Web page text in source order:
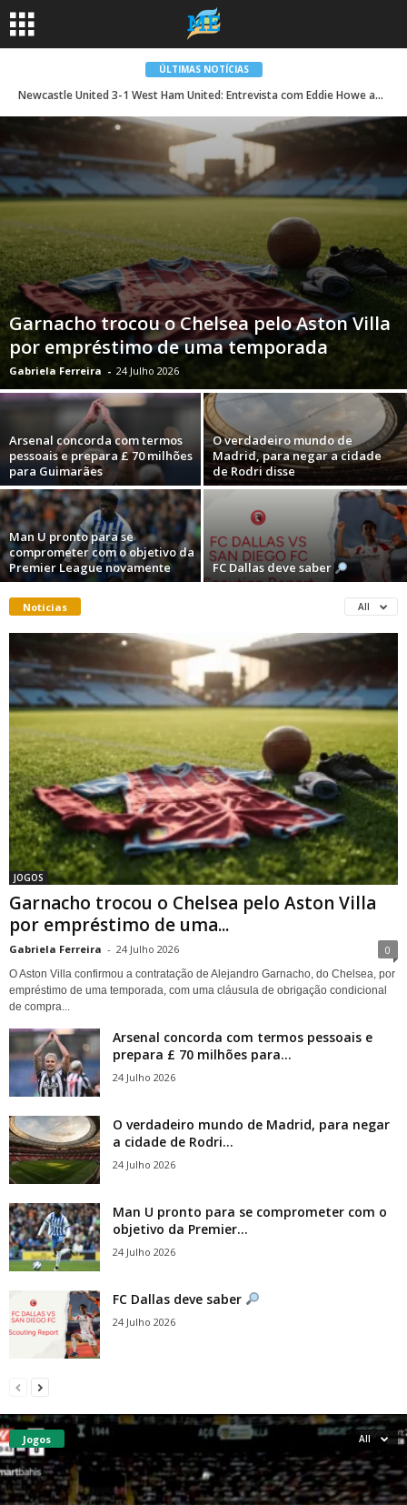
ÚLTIMAS NOTÍCIAS
Newcastle United 3-1 West Ham United: Entrevista com Eddie Howe após a partida
Garnacho trocou o Chelsea pelo Aston Villa
por empréstimo de uma temporada
Gabriela Ferreira - 24 Julho 2026
Arsenal concorda com termos
pessoais e prepara £ 70 milhões
para Guimarães
O verdadeiro mundo de
Madrid, para negar a cidade
de Rodri disse
Man U pronto para se
comprometer com o objetivo da
Premier League novamente
FC Dallas deve saber
Noticias All
JOGOS
Garnacho trocou o Chelsea pelo Aston Villa
por empréstimo de uma...
Gabriela Ferreira - 24 Julho 2026 0
O Aston Villa confirmou a contratação de Alejandro Garnacho, do Chelsea, por
empréstimo de uma temporada, com uma cláusula de obrigação condicional
de compra...
Arsenal concorda com termos pessoais e
prepara £ 70 milhões para...
24 Julho 2026
O verdadeiro mundo de Madrid, para negar
a cidade de Rodri...
24 Julho 2026
Man U pronto para se comprometer com o
objetivo da Premier...
24 Julho 2026
FC Dallas deve saber
24 Julho 2026
Jogos All